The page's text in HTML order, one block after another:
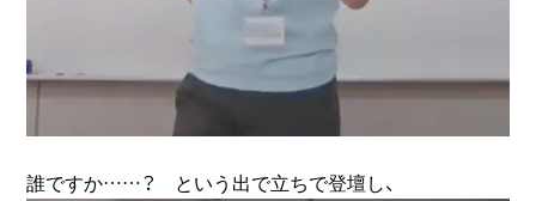
誰ですか……？ という出で立ちで登壇し、